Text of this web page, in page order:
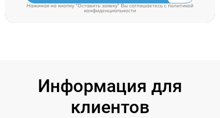
Нажимая на кнопку "Оставить заявку" Вы соглашаетесь cполитикой
конфиденциальности
Информация для
клиентов